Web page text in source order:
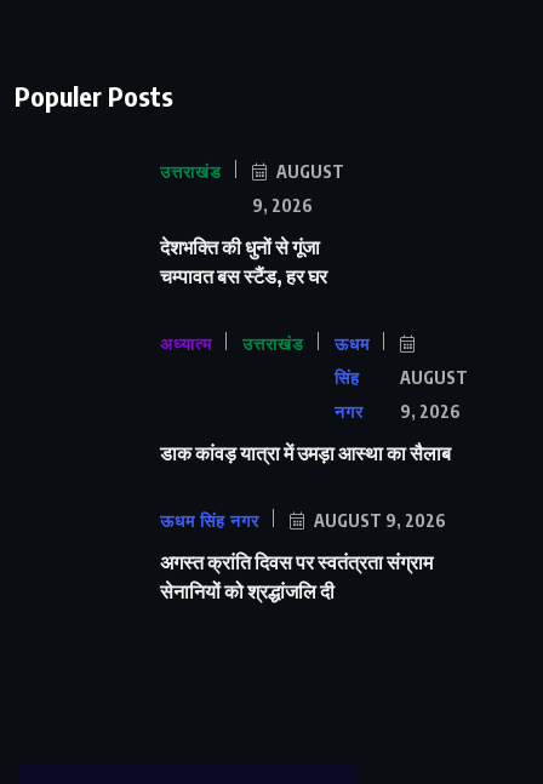
Populer Posts
उत्तराखंड
AUGUST
9, 2026
देशभक्ति की धुनों से गूंजा
चम्पावत बस स्टैंड, हर घर
अध्यात्म उत्तराखंड
ऊधम
सिंह
नगर
AUGUST
9, 2026
डाक कांवड़ यात्रा में उमड़ा आस्था का सैलाब
ऊधम सिंह नगर AUGUST 9, 2026
अगस्त क्रांति दिवस पर स्वतंत्रता संग्राम
सेनानियों को श्रद्धांजलि दी